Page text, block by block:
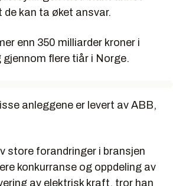
kan ta øket ansvar.
enn 350 milliarder kroner i
flere tiår i Norge.
anleggene er levert av ABB,
store forandringer i bransjen
konkurranse og oppdeling av
av elektrisk kraft, tror han